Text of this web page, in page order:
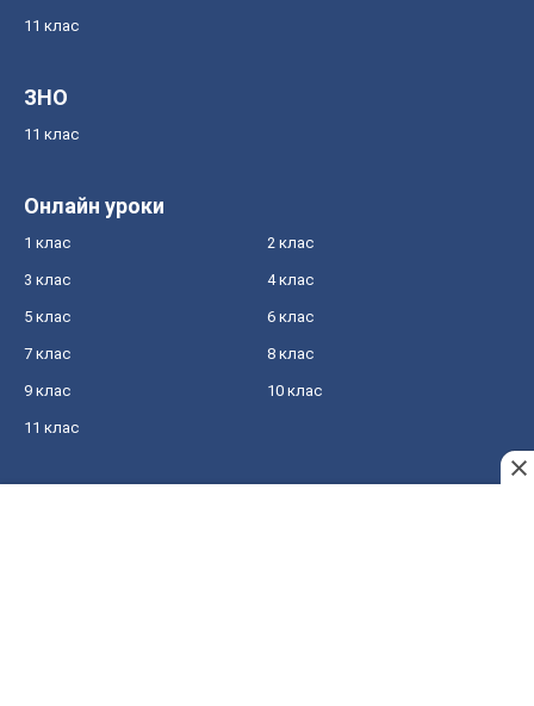
11 клас
ЗНО
11 клас
Онлайн уроки
1 клас 2 клас
3 клас 4 клас
5 клас 6 клас
7 клас 8 клас
9 клас 10 клас
11 клас